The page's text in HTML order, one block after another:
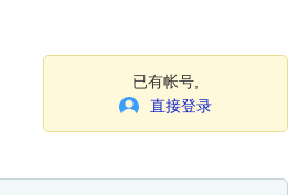
已有帐号,
直接登录